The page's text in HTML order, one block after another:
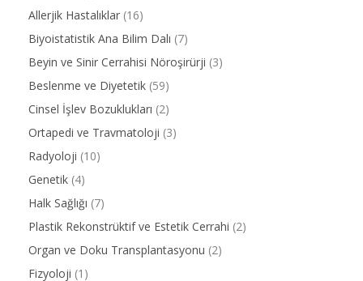
Allerjik Hastalıklar (16)
Biyoistatistik Ana Bilim Dalı (7)
Beyin ve Sinir Cerrahisi Nöroşirürji (3)
Beslenme ve Diyetetik (59)
Cinsel İşlev Bozuklukları (2)
Ortapedi ve Travmatoloji (3)
Radyoloji (10)
Genetik (4)
Halk Sağlığı (7)
Plastik Rekonstrüktif ve Estetik Cerrahi (2)
Organ ve Doku Transplantasyonu (2)
Fizyoloji (1)